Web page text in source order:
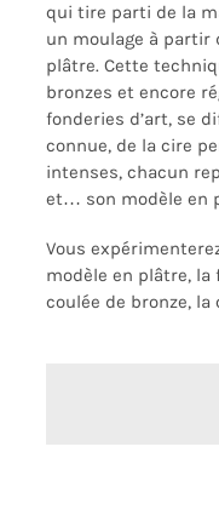
qui tire parti de la
un moulage à partir
plâtre. Cette
bronzes et encore
fonderies d’art, se
connue, de la cire
intenses, chacun
et… son modèle en
Vous
modèle en plâtre, la
coulée de bronze,